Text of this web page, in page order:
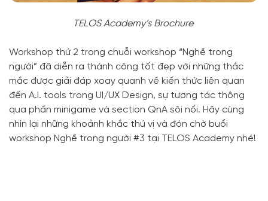
TELOS Academy’s Brochure
Workshop thứ 2 trong chuỗi workshop “Nghề trong
người” đã diễn ra thành công tốt đẹp với những thắc
mắc được giải đáp xoay quanh về kiến thức liên quan
đến A.I. tools trong UI/UX Design, sự tương tác thông
qua phần minigame và section QnA sôi nổi. Hãy cùng
nhìn lại những khoảnh khắc thú vị và đón chờ buổi
workshop Nghề trong người #3 tại TELOS Academy nhé!